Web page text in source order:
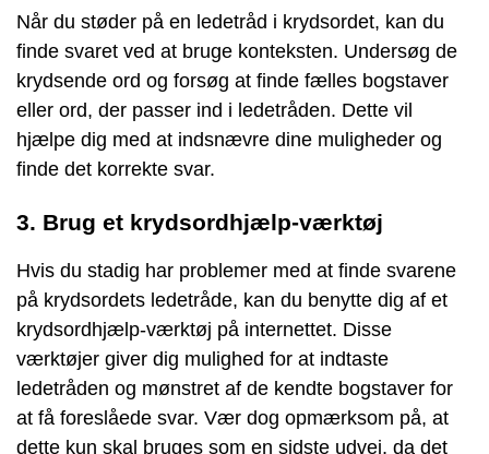
Når du støder på en ledetråd i krydsordet, kan du
finde svaret ved at bruge konteksten. Undersøg de
krydsende ord og forsøg at finde fælles bogstaver
eller ord, der passer ind i ledetråden. Dette vil
hjælpe dig med at indsnævre dine muligheder og
finde det korrekte svar.
3. Brug et krydsordhjælp-værktøj
Hvis du stadig har problemer med at finde svarene
på krydsordets ledetråde, kan du benytte dig af et
krydsordhjælp-værktøj på internettet. Disse
værktøjer giver dig mulighed for at indtaste
ledetråden og mønstret af de kendte bogstaver for
at få foreslåede svar. Vær dog opmærksom på, at
dette kun skal bruges som en sidste udvej, da det